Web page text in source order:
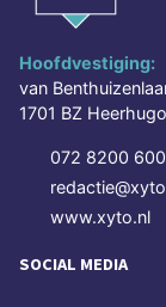
Hoofdvestiging:
van
1701 BZ
072 8200 600
www.xyto.nl
SOCIAL MEDIA